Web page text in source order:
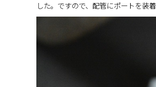
した。ですので、配管にポートを装